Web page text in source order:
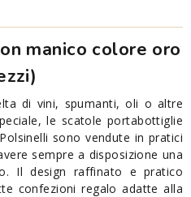
manico colore oro
di vini, spumanti, oli o altre
le scatole portabottiglie
sono vendute in pratici
sempre a disposizione una
Il design raffinato e pratico
confezioni regalo adatte alla